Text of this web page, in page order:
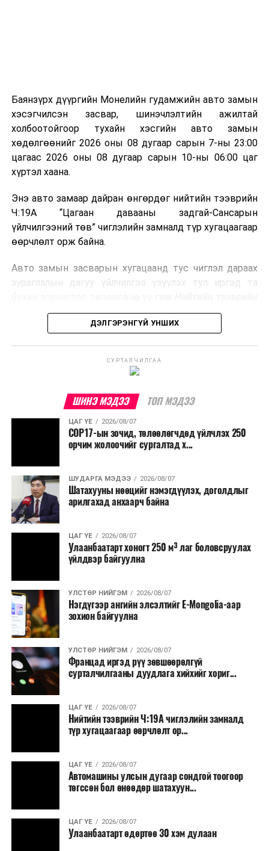
болон дулааны эрчим хүч үйлдвэрлэхэд ашиглаж
болдог. Зарим технологийн хувьд шаталтын дараа
үлдэх үнснээс фосфор зэрэг ашигт эрдсийг сэргээн
авах боломжтой аж.
Япон, Герман, Швейцар, Нидерланд, Өмнөд Солонгос
зэрэг улс лаг хатаах, шатаах технологийг ашиглаж
байна. Тухайлбал, Германд лаг шатаах үйлдвэрээс
гарсан үнснээс фосфор сэргээн авах технологи
ашигладаг бол Нидерландад төвлөрсөн лаг
боловсруулах үйлдвэрүүдээр дулаан, цахилгаан
Ийнхүү лаг хатаах, шатаах технологийг лагийн
улсад өргөн ашиглаж байна.
Баянзүрх дүүргийн Монелийн гудамжийн авто замын
хэсэгчилсэн засвар, шинэчлэлтийн ажилтай
холбоотойгоор тухайн хэсгийн авто замын
хөдөлгөөнийг 2026 оны 08 дугаар сарын 7-ны 23:00
цагаас 2026 оны 08 дугаар сарын 10-ны 06:00 цаг
хүртэл хаана.
Энэ авто замаар дайран өнгөрдөг нийтийн тээврийн
Ч:19А “Цагаан давааны задгай-Сансарын
үйлчилгээний төв” чиглэлийн замналд түр хугацаагаар
өөрчлөлт орж байна.
Авто замын засварын хугацаанд тус чиглэл дараах
зураглалын дагуу үйлчилгээ үзүүлэх тул иргэд та
бодлогын газраас мэдээллээ.
ДЭЛГЭРЭНГҮЙ УНШИХ
СУРТАЛЧИЛГАА
ШИНЭ МЭДЭЭ ТОП МЭДЭЭ
ЦАГ ҮЕ 2026/08/07
COP17-ын зочид, төлөөлөгчдөд үйлчлэх 250
орчим жолоочийг сургалтад х...
ШУДАРГА МЭДЭЭ 2026/08/07
Шатахууны нөөцийг нэмэгдүүлэх, доголдлыг
арилгахад анхаарч байна
ЦАГ ҮЕ 2026/08/07
Улаанбаатарт хоногт 250 м³ лаг боловсруулах
үйлдвэр байгуулна
УЛСТӨР НИЙГЭМ 2026/08/07
Нэгдүгээр ангийн элсэлтийг E-Mongolia-аар
зохион байгуулна
УЛСТӨР НИЙГЭМ 2026/08/07
Францад иргэд рүү зөвшөөрөлгүй
сурталчилгааны дуудлага хийхийг хориг...
ЦАГ ҮЕ 2026/08/07
Нийтийн тээврийн Ч:19А чиглэлийн замналд
түр хугацаагаар өөрчлөлт ор...
ЦАГ ҮЕ 2026/08/07
Автомашины улсын дугаар сондгой тоогоор
төгссөн бол өнөөдөр шатахуун...
ЦАГ ҮЕ 2026/08/07
Улаанбаатарт өдөртөө 30 хэм дулаан